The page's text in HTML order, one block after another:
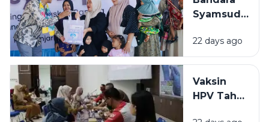
Siapkan
Dukungan
Syamsudin
Salurkan
Bantuan
untuk
Stunting
22 days ago
Vaksin
HPV Tahap